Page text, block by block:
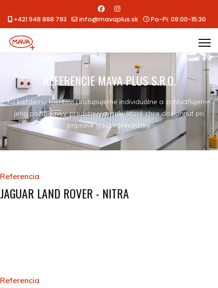
+421 948 888 793 info@mavaplus.sk Po-Pi: 08:00-15:30
REFERENCIE MAVA PLUS S.R.O.
Ku každému klientovi pristupujeme individuálne a zohľadňujeme
jeho požiadavky, predstavy a ciele, ktoré chce dosiahnuť pri
príprave gastroprevádzky.
Referencia
JAGUAR LAND ROVER - NITRA
Referencia